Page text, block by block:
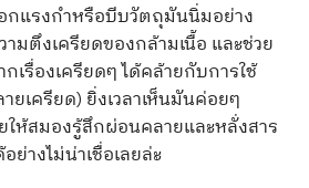
กแรงกำหรือบีบวัตถุมันนิ่มอย่าง
มตึงเครียดของกล้ามเนื้อ และช่วย
เรื่องเครียดๆ ได้คล้ายกับการใช้
ยเครียด) ยิ่งเวลาเห็นมันค่อยๆ
ให้สมองรู้สึกผ่อนคลายและหลั่งสาร
ย่างไม่น่าเชื่อเลยล่ะ